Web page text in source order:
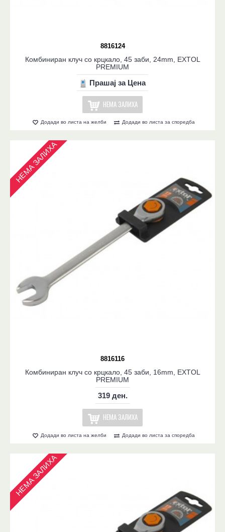
8816124
Комбиниран клуч со крцкало, 45 заби, 24mm, EXTOL
PREMIUM
Прашај за Цена
НЕМА ЗАЛИХА
Додади во листа на желби Додади во листа за споредба
8816116
НЕМА ЗАЛИХА
Комбиниран клуч со крцкало, 45 заби, 16mm, EXTOL
PREMIUM
319 ден.
НЕМА ЗАЛИХА
Додади во листа на желби Додади во листа за споредба
НЕМА ЗАЛИХА